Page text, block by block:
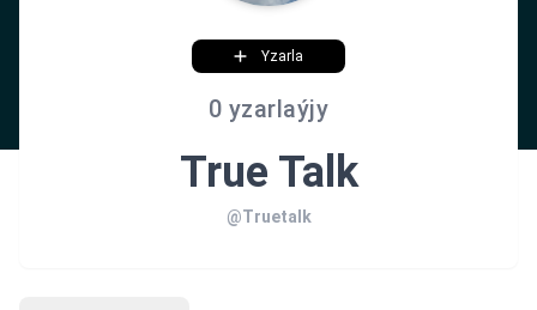
Yzarla
0 yzarlaýjy
True Talk
@Truetalk